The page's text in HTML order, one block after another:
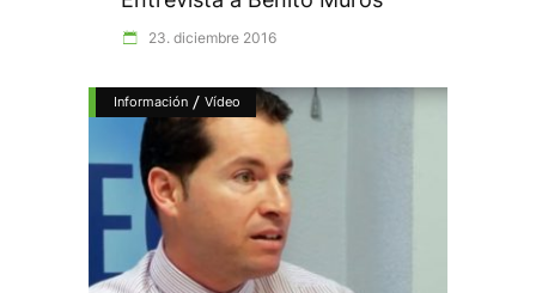
23. diciembre 2016
Información / Vídeo